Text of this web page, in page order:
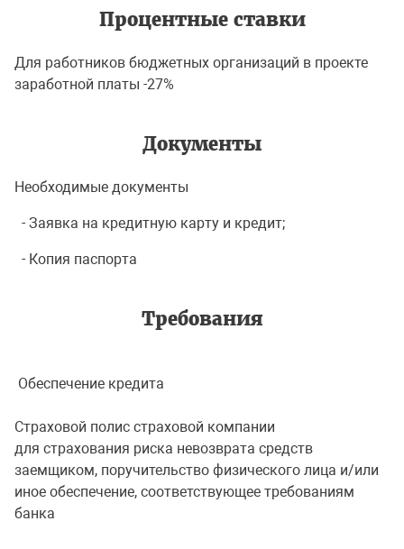
Процентные ставки
Для работников бюджетных организаций в проекте
заработной платы -27%
Документы
Необходимые документы
- Заявка на кредитную карту и кредит;
- Копия паспорта
Требования
Обеспечение кредита
Страховой полис страховой компании
для страхования риска невозврата средств
заемщиком, поручительство физического лица и/или
иное обеспечение, соответствующее требованиям
банка